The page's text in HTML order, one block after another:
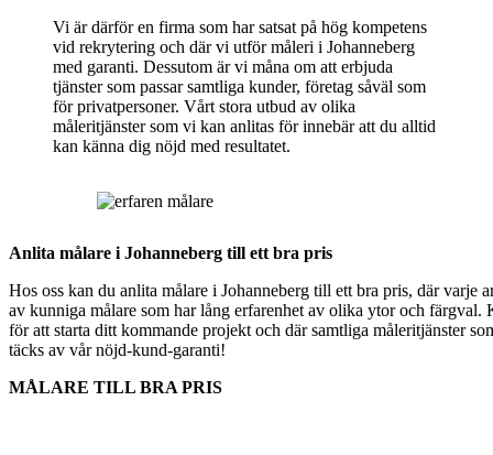
Vi är därför en firma som har satsat på hög kompetens
vid rekrytering och där vi utför måleri i Johanneberg
med garanti. Dessutom är vi måna om att erbjuda
tjänster som passar samtliga kunder, företag såväl som
för privatpersoner. Vårt stora utbud av olika
måleritjänster som vi kan anlitas för innebär att du alltid
kan känna dig nöjd med resultatet.
Anlita målare i Johanneberg till ett bra pris
Hos oss kan du anlita målare i Johanneberg till ett bra pris, där varje
av kunniga målare som har lång erfarenhet av olika ytor och färgval.
för att starta ditt kommande projekt och där samtliga måleritjänster
täcks av vår nöjd-kund-garanti!
MÅLARE TILL BRA PRIS